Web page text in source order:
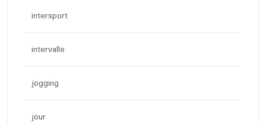
intersport
intervalle
jogging
jour